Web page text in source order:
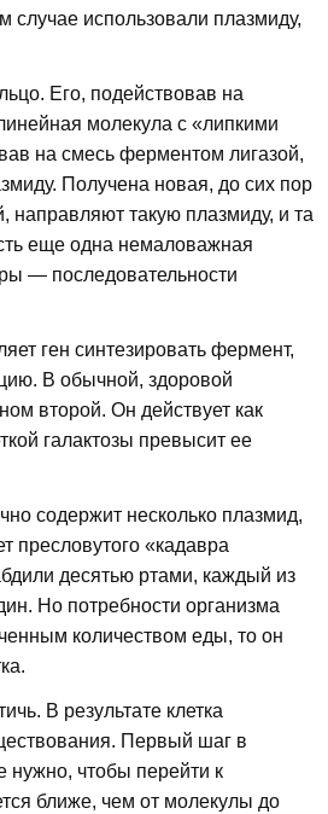
случае использовали плазмиду,
Его, подействовав на
молекула с «липкими
на смесь ферментом лигазой,
Получена новая, до сих пор
такую плазмиду, и та
еще одна немаловажная
— последовательности
ген синтезировать фермент,
В обычной, здоровой
второй. Он действует как
галактозы превысит ее
содержит несколько плазмид,
пресловутого «кадавра
десятью ртами, каждый из
Но потребности организма
количеством еды, то он
В результате клетка
Первый шаг в
нужно, чтобы перейти к
ближе, чем от молекулы до